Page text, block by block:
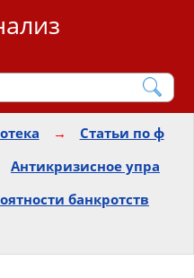
→
Статьи по ф
Антикризисное упра
банкротств